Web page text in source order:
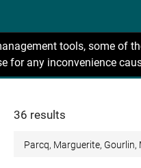
tools, some
for any inconvenience
36 results
Parcq, Marguerite, Gourlin,